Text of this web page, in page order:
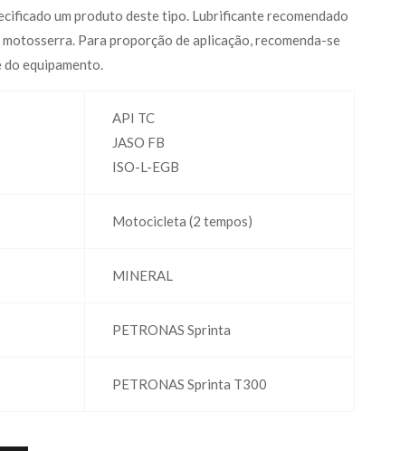
um produto deste tipo. Lubrificante recomendado
Para proporção de aplicação, recomenda-se
equipamento.
API TC
JASO FB
ISO-L-EGB
Motocicleta (2 tempos)
MINERAL
PETRONAS Sprinta
PETRONAS Sprinta T300